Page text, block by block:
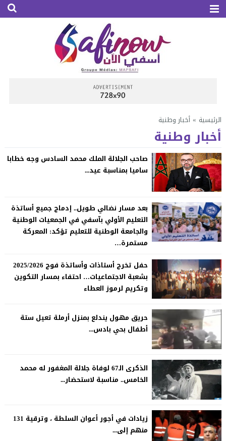
الرئيسية » أخبار وطنية
أخبار وطنية
صاحب الجلالة الملك محمد السادس وجه خطابا
ساميا بمناسبة عيد...
بعد مسار نضالي طويل.. إدماج جميع أساتذة
التعليم الأولي بآسفي في الجمعيات الوطنية
والجامعة الوطنية للتعليم تؤكد: المعركة
مستمرة…
حفل تخرج أستاذات وأساتذة فوج 2025/2026
بشعبة الاجتماعيات… احتفاء بمسار التكوين
وتكريم لرموز العطاء
حريق مهول يندلع بمنزل أرملة تعيل ستة
أطفال بحي بادس...
الذكرى الـ67 لوفاة جلالة المغفور له محمد
الخامس.. مناسبة لاستحضار...
زيادات في أجور أعوان السلطة ، وترقية 131
منهم إلى...